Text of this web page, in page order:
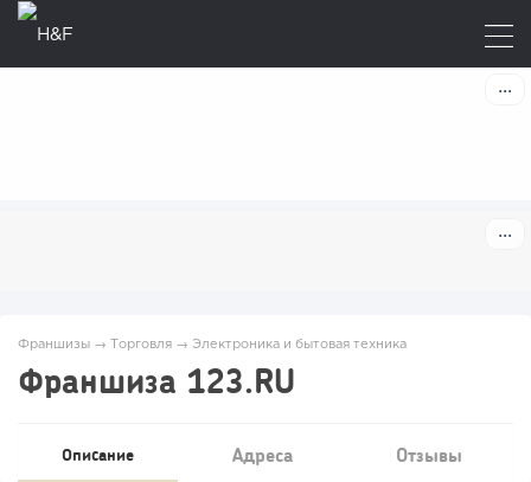
Франшизы → Торговля → Электроника и бытовая техника
Франшиза 123.RU
Описание Адреса Отзывы